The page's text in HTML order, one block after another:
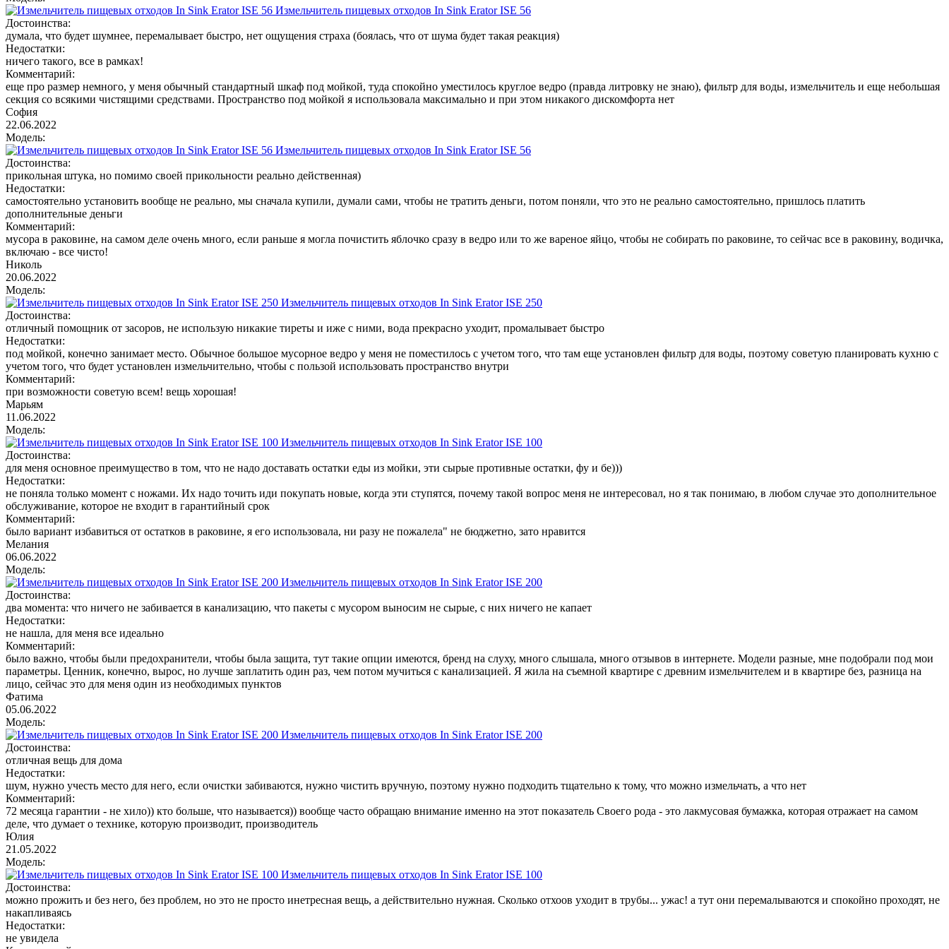
Измельчитель пищевых отходов In Sink Erator ISE 56
Достоинства:
думала, что будет шумнее, перемалывает быстро, нет ощущения страха (боялась, что от шума будет такая реакция)
Недостатки:
ничего такого, все в рамках!
Комментарий:
еще про размер немного, у меня обычный стандартный шкаф под мойкой, туда спокойно уместилось круглое ведро (правда литровку не знаю), фильтр для воды, измельчитель и еще небольшая
секция со всякими чистящими средствами. Пространство под мойкой я использовала максимально и при этом никакого дискомфорта нет
София
22.06.2022
Модель:
Измельчитель пищевых отходов In Sink Erator ISE 56
Достоинства:
прикольная штука, но помимо своей прикольности реально действенная)
Недостатки:
самостоятельно установить вообще не реально, мы сначала купили, думали сами, чтобы не тратить деньги, потом поняли, что это не реально самостоятельно, пришлось платить
дополнительные деньги
Комментарий:
мусора в раковине, на самом деле очень много, если раньше я могла почистить яблочко сразу в ведро или то же вареное яйцо, чтобы не собирать по раковине, то сейчас все в раковину, водичка,
включаю - все чисто!
Николь
20.06.2022
Модель:
Измельчитель пищевых отходов In Sink Erator ISE 250
Достоинства:
отличный помощник от засоров, не использую никакие тиреты и иже с ними, вода прекрасно уходит, промалывает быстро
Недостатки:
под мойкой, конечно занимает место. Обычное большое мусорное ведро у меня не поместилось с учетом того, что там еще установлен фильтр для воды, поэтому советую планировать кухню с
учетом того, что будет установлен измельчительно, чтобы с пользой использовать пространство внутри
Комментарий:
при возможности советую всем! вещь хорошая!
Марьям
11.06.2022
Модель:
Измельчитель пищевых отходов In Sink Erator ISE 100
Достоинства:
для меня основное преимущество в том, что не надо доставать остатки еды из мойки, эти сырые противные остатки, фу и бе)))
Недостатки:
не поняла только момент с ножами. Их надо точить иди покупать новые, когда эти ступятся, почему такой вопрос меня не интересовал, но я так понимаю, в любом случае это дополнительное
обслуживание, которое не входит в гарантийный срок
Комментарий:
было вариант избавиться от остатков в раковине, я его использовала, ни разу не пожалела" не бюджетно, зато нравится
Мелания
06.06.2022
Модель:
Измельчитель пищевых отходов In Sink Erator ISE 200
Достоинства:
два момента: что ничего не забивается в канализацию, что пакеты с мусором выносим не сырые, с них ничего не капает
Недостатки:
не нашла, для меня все идеально
Комментарий:
было важно, чтобы были предохранители, чтобы была защита, тут такие опции имеются, бренд на слуху, много слышала, много отзывов в интернете. Модели разные, мне подобрали под мои
параметры. Ценник, конечно, вырос, но лучше заплатить один раз, чем потом мучиться с канализацией. Я жила на съемной квартире с древним измельчителем и в квартире без, разница на
лицо, сейчас это для меня один из необходимых пунктов
Фатима
05.06.2022
Модель:
Измельчитель пищевых отходов In Sink Erator ISE 200
Достоинства:
отличная вещь для дома
Недостатки:
шум, нужно учесть место для него, если очистки забиваются, нужно чистить вручную, поэтому нужно подходить тщательно к тому, что можно измельчать, а что нет
Комментарий:
72 месяца гарантии - не хило)) кто больше, что называется)) вообще часто обращаю внимание именно на этот показатель Своего рода - это лакмусовая бумажка, которая отражает на самом
деле, что думает о технике, которую производит, производитель
Юлия
21.05.2022
Модель:
Измельчитель пищевых отходов In Sink Erator ISE 100
Достоинства:
можно прожить и без него, без проблем, но это не просто инетресная вещь, а действительно нужная. Сколько отхоов уходит в трубы... ужас! а тут они перемалываются и спокойно проходят, не
накапливаясь
Недостатки:
не увидела